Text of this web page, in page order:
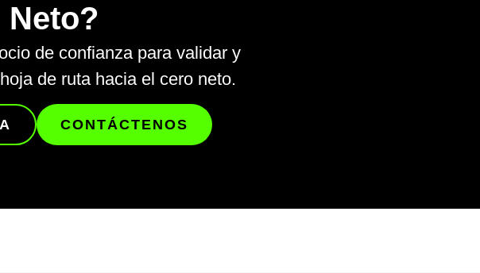
Neto?
de confianza para validar y
hoja de ruta hacia el cero neto.
CONTÁCTENOS